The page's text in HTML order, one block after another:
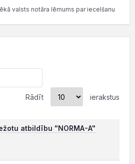
valsts notāra lēmums par iecelšanu
Rādīt ierakstus
atbildību "NORMA-A"